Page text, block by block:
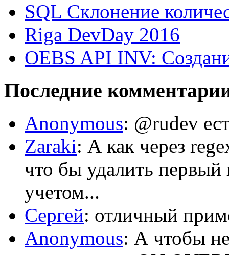
SQL Склонение
Riga DevDay 2016
OEBS API INV:
Последние
Anonymous: @rudev
Zaraki: А как через
что бы удалить первый
учетом...
Сергей: отличный
Anonymous: А чтобы